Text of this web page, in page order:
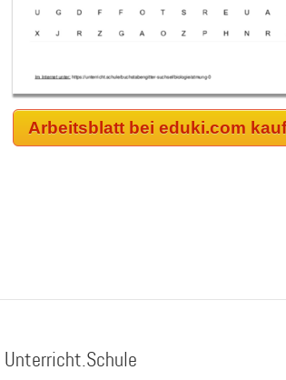
Arbeitsblatt bei eduki.com